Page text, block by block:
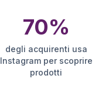
70%
degli acquirenti usa
Instagram per scoprire
prodotti